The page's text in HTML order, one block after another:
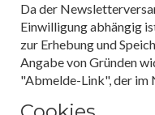
Da der
Einwilligung abhängig
zur Erhebung und
Angabe von Gründen
"Abmelde-Link", der